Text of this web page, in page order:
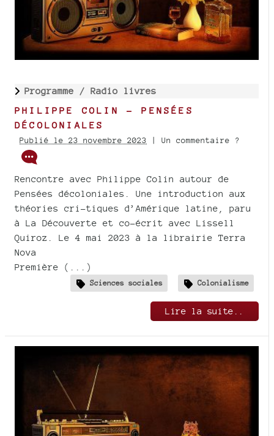
Programme / Radio livres
PHILIPPE COLIN - PENSÉES
DÉCOLONIALES
Publié le 23 novembre 2023 | Un commentaire ?
Rencontre avec Philippe Colin autour de
Pensées décoloniales. Une introduction aux
théories cri-tiques d’Amérique latine, paru
à La Découverte et co-écrit avec Lissell
Quiroz. Le 4 mai 2023 à la librairie Terra
Nova
Première (...)
Sciences sociales Colonialisme
Lire la suite..